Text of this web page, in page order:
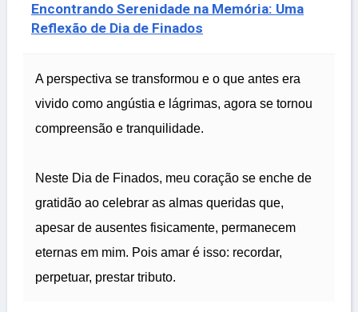
Encontrando Serenidade na Memória: Uma
Reflexão de Dia de Finados
A perspectiva se transformou e o que antes era
vivido como angústia e lágrimas, agora se tornou
compreensão e tranquilidade.
Neste Dia de Finados, meu coração se enche de
gratidão ao celebrar as almas queridas que,
apesar de ausentes fisicamente, permanecem
eternas em mim. Pois amar é isso: recordar,
perpetuar, prestar tributo.